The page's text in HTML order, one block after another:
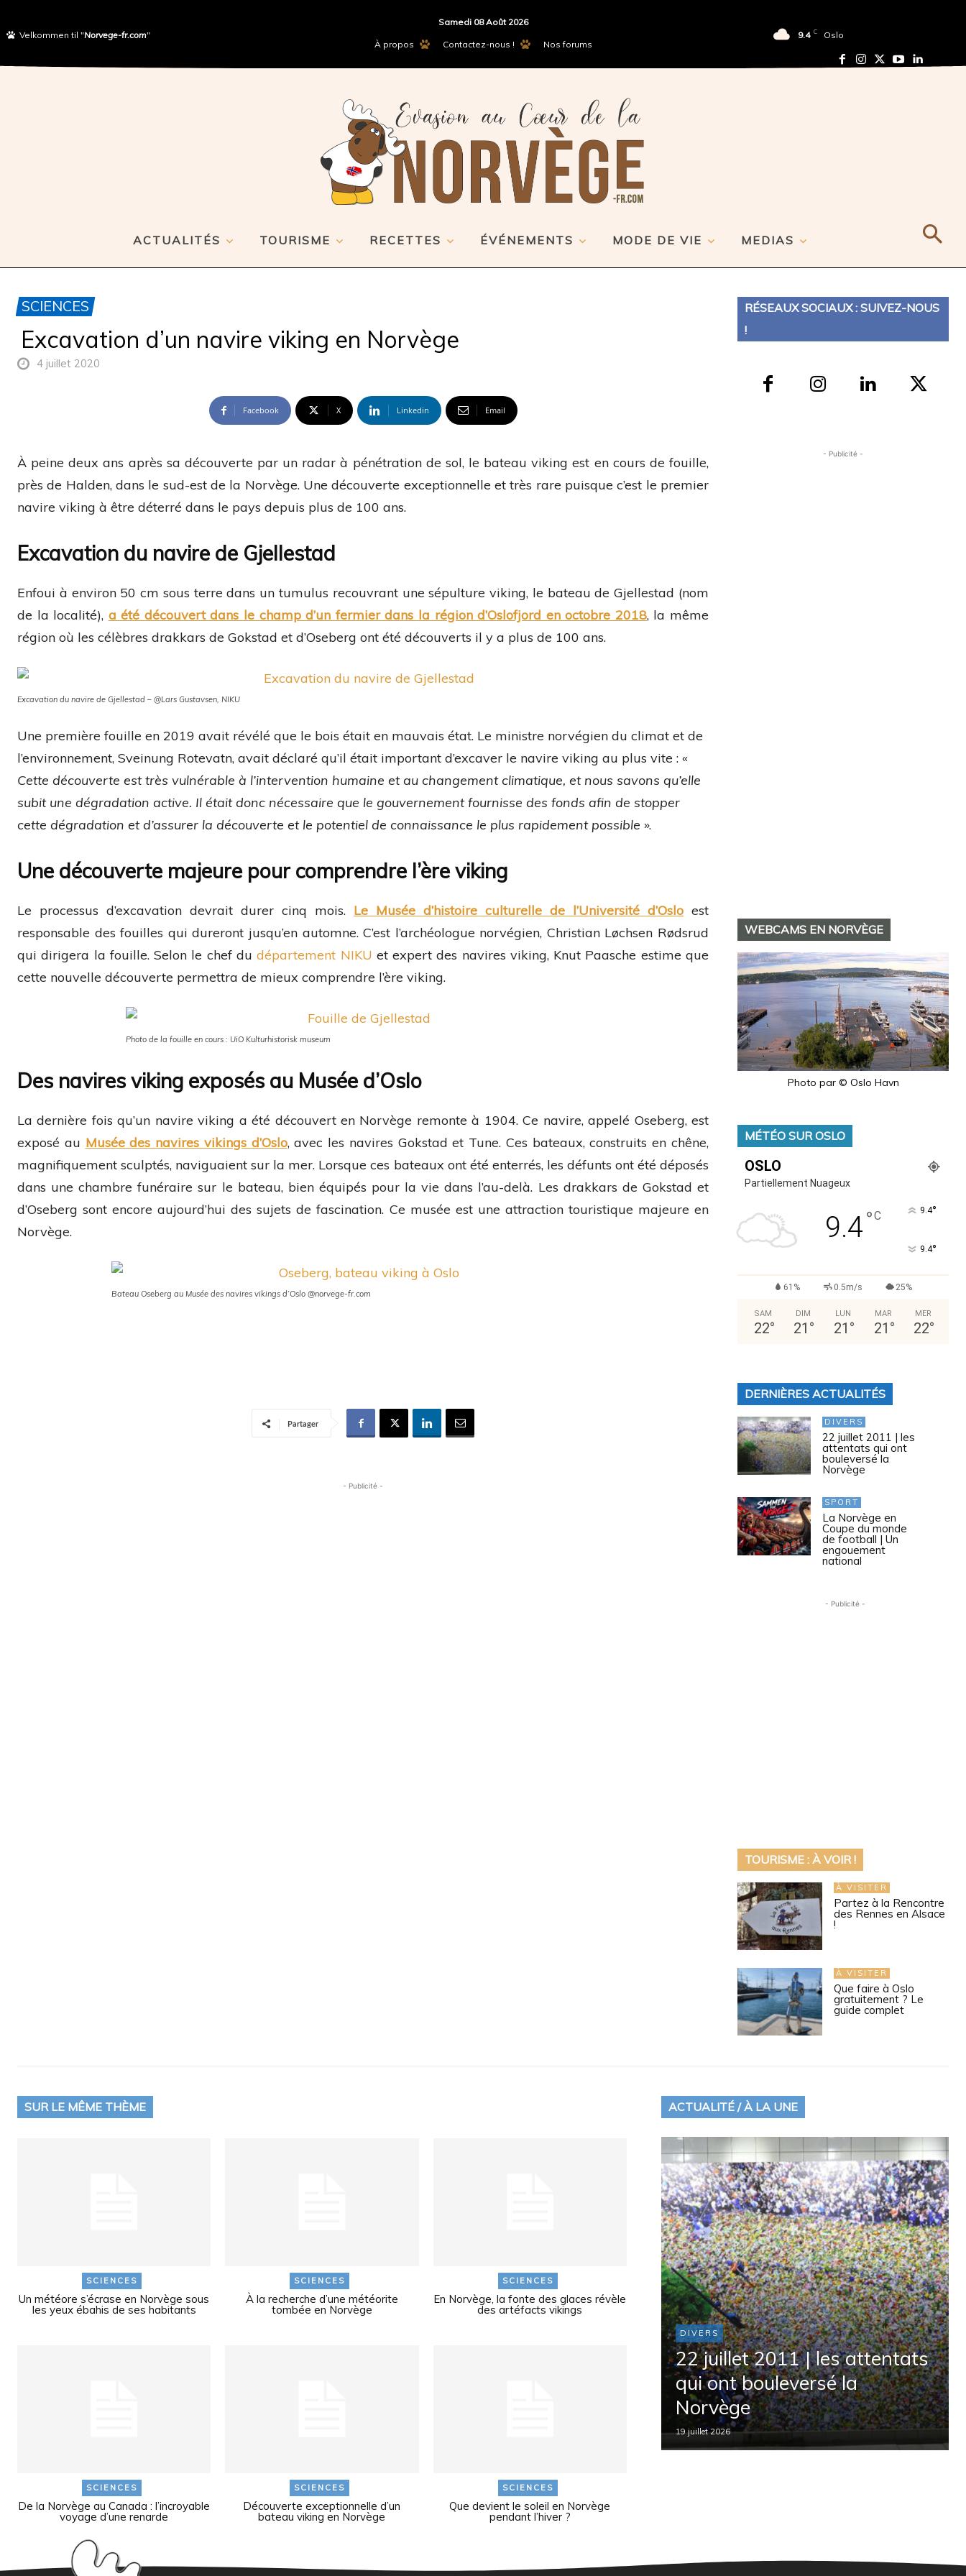
Velkommen til "Norvege-fr.com"
Samedi 08 Août 2026
À propos Contactez-nous ! Nos forums
9.4 C Oslo
ACTUALITÉS TOURISME RECETTES ÉVÉNEMENTS MODE DE VIE MEDIAS
SCIENCES
Excavation d’un navire viking en Norvège
4 juillet 2020
Facebook X Linkedin Email
À peine deux ans après sa découverte par un radar à pénétration de sol, le bateau viking est en cours de fouille,
près de Halden, dans le sud-est de la Norvège. Une découverte exceptionnelle et très rare puisque c’est le premier
navire viking à être déterré dans le pays depuis plus de 100 ans.
Excavation du navire de Gjellestad
Enfoui à environ 50 cm sous terre dans un tumulus recouvrant une sépulture viking, le bateau de Gjellestad (nom
de la localité), a été découvert dans le champ d’un fermier dans la région d’Oslofjord en octobre 2018, la même
région où les célèbres drakkars de Gokstad et d’Oseberg ont été découverts il y a plus de 100 ans.
Excavation du navire de Gjellestad – @Lars Gustavsen, NIKU
Une première fouille en 2019 avait révélé que le bois était en mauvais état. Le ministre norvégien du climat et de
l’environnement, Sveinung Rotevatn, avait déclaré qu’il était important d’excaver le navire viking au plus vite : «
Cette découverte est très vulnérable à l’intervention humaine et au changement climatique, et nous savons qu’elle
subit une dégradation active. Il était donc nécessaire que le gouvernement fournisse des fonds afin de stopper
cette dégradation et d’assurer la découverte et le potentiel de connaissance le plus rapidement possible ».
Une découverte majeure pour comprendre l’ère viking
Le processus d’excavation devrait durer cinq mois. Le Musée d’histoire culturelle de l’Université d’Oslo est
responsable des fouilles qui dureront jusqu’en automne. C’est l’archéologue norvégien, Christian Løchsen Rødsrud
qui dirigera la fouille. Selon le chef dudépartement NIKU et expert des navires viking, Knut Paasche estime que
cette nouvelle découverte permettra de mieux comprendre l’ère viking.
Photo de la fouille en cours : UiO Kulturhistorisk museum
Des navires viking exposés au Musée d’Oslo
La dernière fois qu’un navire viking a été découvert en Norvège remonte à 1904. Ce navire, appelé Oseberg, est
exposé au Musée des navires vikings d’Oslo, avec les navires Gokstad et Tune. Ces bateaux, construits en chêne,
magnifiquement sculptés, naviguaient sur la mer. Lorsque ces bateaux ont été enterrés, les défunts ont été déposés
dans une chambre funéraire sur le bateau, bien équipés pour la vie dans l’au-delà. Les drakkars de Gokstad et
d’Oseberg sont encore aujourd’hui des sujets de fascination. Ce musée est une attraction touristique majeure en
Norvège.
Bateau Oseberg au Musée des navires vikings d’Oslo @norvege-fr.com
Partager
- Publicité -
RÉSEAUX SOCIAUX : SUIVEZ-NOUS
!
- Publicité -
WEBCAMS EN NORVÈGE
Photo par © Oslo Havn
MÉTÉO SUR OSLO
OSLO
Partiellement Nuageux
9.4°C 9.4°
9.4°
61% 0.5m/s 25%
SAM
22°
DIM
21 °
LUN
21 °
MAR
21 °
MER
22°
DERNIÈRES ACTUALITÉS
DIVERS
22 juillet 2011 | les
attentats qui ont
bouleversé la
Norvège
SPORT
La Norvège en
Coupe du monde
de football | Un
engouement
national
- Publicité -
TOURISME : À VOIR !
À VISITER
Partez à la Rencontre
des Rennes en Alsace
!
À VISITER
Que faire à Oslo
gratuitement ? Le
guide complet
SUR LE MÊME THÈME
SCIENCES
Un météore s’écrase en Norvège sous
les yeux ébahis de ses habitants
SCIENCES
À la recherche d’une météorite
tombée en Norvège
SCIENCES
En Norvège, la fonte des glaces révèle
des artéfacts vikings
SCIENCES
De la Norvège au Canada : l’incroyable
voyage d’une renarde
SCIENCES
Découverte exceptionnelle d’un
bateau viking en Norvège
SCIENCES
Que devient le soleil en Norvège
pendant l’hiver ?
ACTUALITÉ / À LA UNE
DIVERS
22 juillet 2011 | les attentats
qui ont bouleversé la
Norvège
19 juillet 2026